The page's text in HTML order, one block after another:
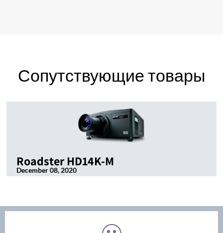
Сопутствующие товары
Roadster HD14K-M
December 08, 2020